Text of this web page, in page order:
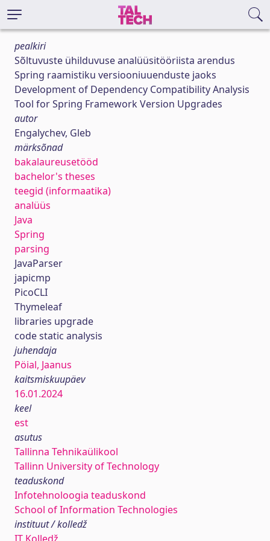
pealkiri
Sõltuvuste ühilduvuse analüüsitööriista arendus
Spring raamistiku versiooniuuenduste jaoks
Development of Dependency Compatibility Analysis
Tool for Spring Framework Version Upgrades
autor
Engalychev, Gleb
märksõnad
bakalaureusetööd
bachelor's theses
teegid (informaatika)
analüüs
Java
Spring
parsing
JavaParser
japicmp
PicoCLI
Thymeleaf
libraries upgrade
code static analysis
juhendaja
Pöial, Jaanus
kaitsmiskuupäev
16.01.2024
keel
est
asutus
Tallinna Tehnikaülikool
Tallinn University of Technology
teaduskond
Infotehnoloogia teaduskond
School of Information Technologies
instituut / kolledž